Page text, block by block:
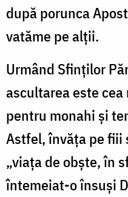
după porunca
vatăme pe alții.
Urmând Sfinților
ascultarea este
pentru monahi și
Astfel, învăța pe fiii
„viața de obște, în
întemeiat-o însuși